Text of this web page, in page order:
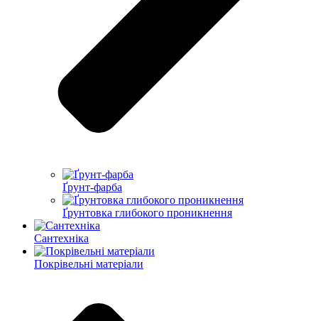
Ґрунт-фарба
Ґрунтовка глибокого проникнення
Сантехніка
Покрівельні матеріали